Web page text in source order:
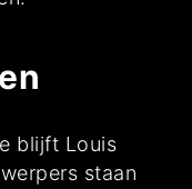
blijft Louis
staan